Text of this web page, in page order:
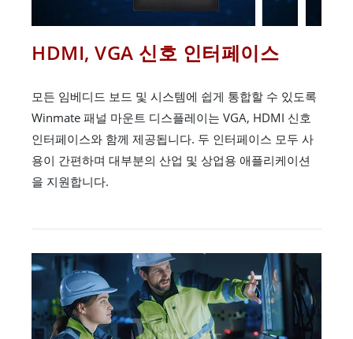
HDMI, VGA 신호 인터페이스
모든 임베디드 보드 및 시스템에 쉽게 통합할 수 있도록
Winmate 패널 마운트 디스플레이는 VGA, HDMI 신호
인터페이스와 함께 제공됩니다. 두 인터페이스 모두 사
용이 간편하며 대부분의 산업 및 상업용 애플리케이션
을 지원합니다.